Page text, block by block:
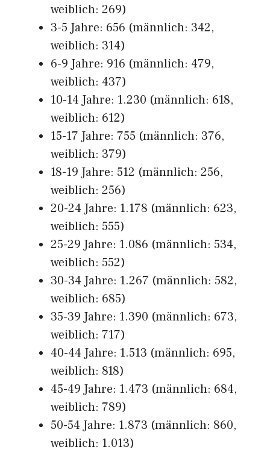
weiblich: 269)
3-5 Jahre: 656 (männlich: 342,
weiblich: 314)
6-9 Jahre: 916 (männlich: 479,
weiblich: 437)
10-14 Jahre: 1.230 (männlich: 618,
weiblich: 612)
15-17 Jahre: 755 (männlich: 376,
weiblich: 379)
18-19 Jahre: 512 (männlich: 256,
weiblich: 256)
20-24 Jahre: 1.178 (männlich: 623,
weiblich: 555)
25-29 Jahre: 1.086 (männlich: 534,
weiblich: 552)
30-34 Jahre: 1.267 (männlich: 582,
weiblich: 685)
35-39 Jahre: 1.390 (männlich: 673,
weiblich: 717)
40-44 Jahre: 1.513 (männlich: 695,
weiblich: 818)
45-49 Jahre: 1.473 (männlich: 684,
weiblich: 789)
50-54 Jahre: 1.873 (männlich: 860,
weiblich: 1.013)